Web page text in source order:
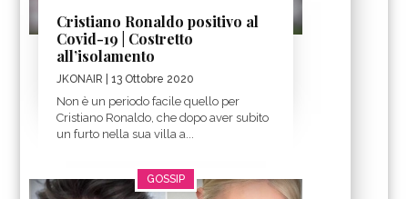
Cristiano Ronaldo positivo al
Covid-19 | Costretto
all’isolamento
JKONAIR | 13 Ottobre 2020
Non è un periodo facile quello per
Cristiano Ronaldo, che dopo aver subito
un furto nella sua villa a...
GOSSIP